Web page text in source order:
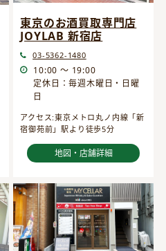
東京のお酒買取専門店
JOYLAB 新宿店
03-5362-1480
10:00 ～ 19:00
定休日：毎週木曜日・日曜
日
アクセス:東京メトロ丸ノ内線「新
宿御苑前」駅より徒歩5分
地図・店舗詳細